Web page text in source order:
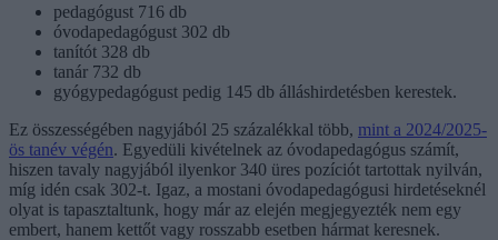
pedagógust 716 db
óvodapedagógust 302 db
tanítót 328 db
tanár 732 db
gyógypedagógust pedig 145 db álláshirdetésben kerestek.
Ez összességében nagyjából 25 százalékkal több, mint a 2024/2025-
ös tanév végén. Egyedüli kivételnek az óvodapedagógus számít,
hiszen tavaly nagyjából ilyenkor 340 üres pozíciót tartottak nyilván,
míg idén csak 302-t. Igaz, a mostani óvodapedagógusi hirdetéseknél
olyat is tapasztaltunk, hogy már az elején megjegyezték nem egy
embert, hanem kettőt vagy rosszabb esetben hármat keresnek.